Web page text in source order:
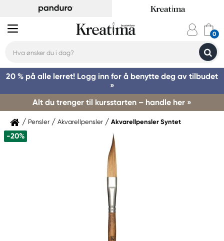
20 % på alle lerret! Logg inn for å benytte deg av tilbudet
»
Alt du trenger til kursstarten – handle her »
Pensler Akvarellpensler Akvarellpensler Syntet
-20%